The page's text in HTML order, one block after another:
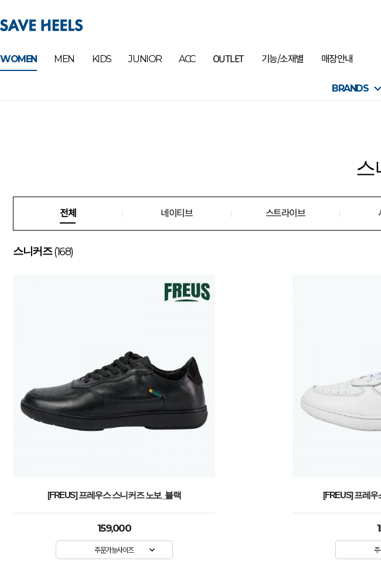
WOMEN MEN KIDS JUNIOR ACC OUTLET 기능/소재별 매장안내
BRANDS
스
전체 네이티브 스트라이브
스니커즈 (168)
[FREUS] 프레우스 스니커즈 노보_블랙
159,000
주문가능사이즈
[FREUS] 프레